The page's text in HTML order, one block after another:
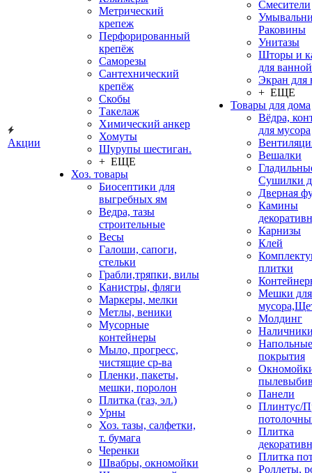
Акции
Метрический
крепеж
Перфорированный
крепёж
Саморезы
Сантехнический
крепёж
Скобы
Такелаж
Химический анкер
Хомуты
Шурупы шестиган.
+ ЕЩЕ
Хоз. товары
Биосептики для
выгребных ям
Ведра, тазы
строительные
Весы
Галоши, сапоги,
стельки
Грабли,тряпки, вилы
Канистры, фляги
Маркеры, мелки
Метлы, веники
Мусорные
контейнеры
Мыло, прогресс,
чистящие ср-ва
Пленки, пакеты,
мешки, поролон
Плитка (газ, эл.)
Урны
Хоз. тазы, салфетки,
т. бумага
Черенки
Швабры, окномойки
Смесители
Раковины
Унитазы
Шторы и
для ванной
Экран для
+ ЕЩЕ
Товары для дома
Вёдра,
для мусора
Вешалки
Сушилки
Дверная
Камины
Карнизы
Клей
плитки
Мешки для
Молдинг
Напольные
покрытия
Панели
Плинтус/
Плитка
Плитка
Роллеты,